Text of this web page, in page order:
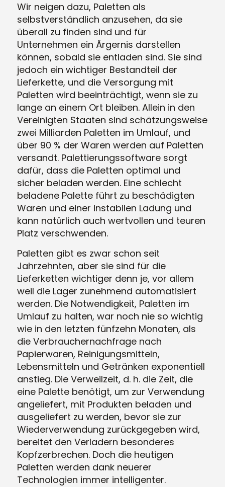
Wir neigen dazu, Paletten als
selbstverständlich anzusehen, da sie
überall zu finden sind und für
Unternehmen ein Ärgernis darstellen
können, sobald sie entladen sind. Sie sind
jedoch ein wichtiger Bestandteil der
Lieferkette, und die Versorgung mit
Paletten wird beeinträchtigt, wenn sie zu
lange an einem Ort bleiben. Allein in den
Vereinigten Staaten sind schätzungsweise
zwei Milliarden Paletten im Umlauf, und
über 90 % der Waren werden auf Paletten
versandt. Palettierungssoftware sorgt
dafür, dass die Paletten optimal und
sicher beladen werden. Eine schlecht
beladene Palette führt zu beschädigten
Waren und einer instabilen Ladung und
kann natürlich auch wertvollen und teuren
Platz verschwenden.
Paletten gibt es zwar schon seit
Jahrzehnten, aber sie sind für die
Lieferketten wichtiger denn je, vor allem
weil die Lager zunehmend automatisiert
werden. Die Notwendigkeit, Paletten im
Umlauf zu halten, war noch nie so wichtig
wie in den letzten fünfzehn Monaten, als
die Verbrauchernachfrage nach
Papierwaren, Reinigungsmitteln,
Lebensmitteln und Getränken exponentiell
anstieg. Die Verweilzeit, d. h. die Zeit, die
eine Palette benötigt, um zur Verwendung
angeliefert, mit Produkten beladen und
ausgeliefert zu werden, bevor sie zur
Wiederverwendung zurückgegeben wird,
bereitet den Verladern besonderes
Kopfzerbrechen. Doch die heutigen
Paletten werden dank neuerer
Technologien immer intelligenter.